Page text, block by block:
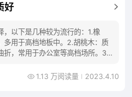
好
，以下是几种较为流行的：1.橡
多用于高档地板中。2.胡桃木：质
折，常用于办公室等高档场所。3.
1.13 万阅读量 2023.4.10